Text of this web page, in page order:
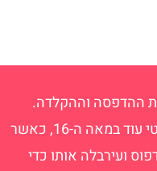
ההדפסה וההקלדה.
Lorem Ipsum היה טקסט סטנדרטי עוד במאה ה-16, כאשר
ועירבלה אותו כדי